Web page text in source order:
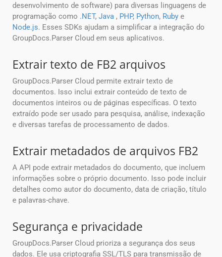
desenvolvimento de software) para diversas linguagens de
programação como .NET, Java , PHP, Python, Ruby e
Node.js. Esses SDKs ajudam a simplificar a integração do
GroupDocs.Parser Cloud em seus aplicativos.
Extrair texto de FB2 arquivos
GroupDocs.Parser Cloud permite extrair texto de
documentos. Isso inclui extrair conteúdo de texto de
documentos inteiros ou de páginas específicas. O texto
extraído pode ser usado para pesquisa, análise, indexação
e diversas tarefas de processamento de dados.
Extrair metadados de arquivos FB2
A API pode extrair metadados do documento, que incluem
informações sobre o próprio documento. Isso pode incluir
detalhes como autor do documento, data de criação, título
e palavras-chave.
Segurança e privacidade
GroupDocs.Parser Cloud prioriza a segurança dos seus
dados. Ele usa criptografia SSL/TLS para transmissão de